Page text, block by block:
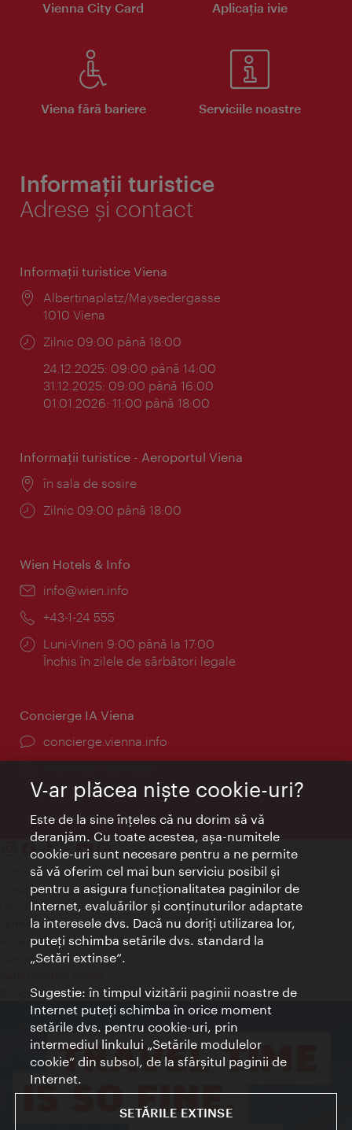
Vienna City Card Aplicaţia ivie
Viena fără bariere Serviciile noastre
Informații turistice
Adrese și contact
Informaţii turistice Viena
Locul:
Albertinaplatz/Maysedergasse
1010 Viena
Program:
Zilnic 09:00 până 18:00
24.12.2025: 09:00 până 14:00
31.12.2025: 09:00 până 16:00
01.01.2026: 11:00 până 18:00
Informaţii turistice - Aeroportul Viena
Locul:
în sala de sosire
Program:
Zilnic 09:00 până 18:00
Wien Hotels & Info
E-
info@wien.info
Telefon:
+43-1-24 555
Program:
Luni-Vineri 9:00 până la 17:00
Închis în zilele de sărbători legale
Concierge IA Viena
concierge.vienna.info
Contact
Credits
Declaraţie privind protecţia datelor
Terms of Use
Accesibilitate
Contact presa
© Copyright Wien Tourismus
V-ar plăcea nişte cookie-uri?
Este de la sine înţeles că nu dorim să vă
deranjăm. Cu toate acestea, aşa-numitele
cookie-uri sunt necesare pentru a ne permite
să vă oferim cel mai bun serviciu posibil şi
pentru a asigura funcţionalitatea paginilor de
Internet, evaluărilor şi conţinuturilor adaptate
la interesele dvs. Dacă nu doriţi utilizarea lor,
puteţi schimba setările dvs. standard la
„Setări extinse“.
Sugestie: în timpul vizitării paginii noastre de
Internet puteţi schimba în orice moment
setările dvs. pentru cookie-uri, prin
intermediul linkului „Setările modulelor
cookie“ din subsol, de la sfârşitul paginii de
Internet.
SETĂRILE EXTINSE